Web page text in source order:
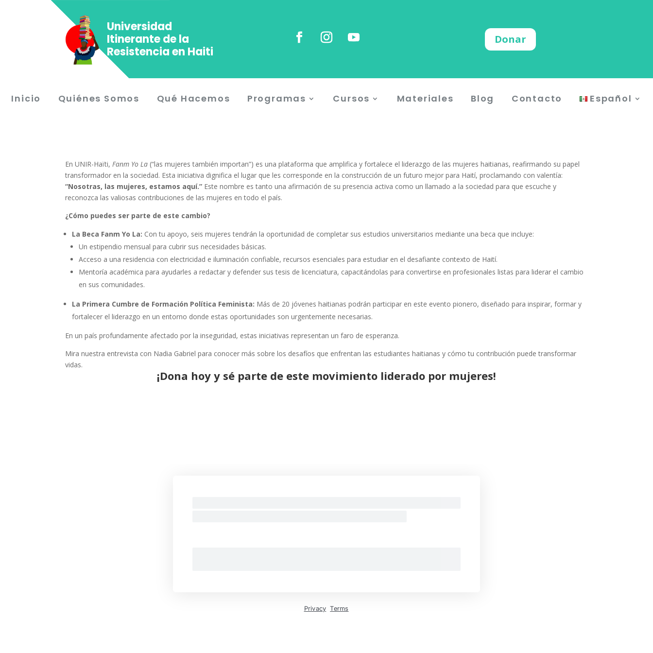
Universidad
Itinerante de la
Resistencia en Haiti
Donar
Inicio Quiénes Somos Qué Hacemos Programas Cursos Materiales Blog Contacto Español
En UNIR-Haïti, Fanm Yo La (“las mujeres también importan”) es una plataforma que amplifica y fortalece el liderazgo de las mujeres haitianas, reafirmando su papel
transformador en la sociedad. Esta iniciativa dignifica el lugar que les corresponde en la construcción de un futuro mejor para Haití, proclamando con valentía:
“Nosotras, las mujeres, estamos aquí.” Este nombre es tanto una afirmación de su presencia activa como un llamado a la sociedad para que escuche y
reconozca las valiosas contribuciones de las mujeres en todo el país.
¿Cómo puedes ser parte de este cambio?
La Beca Fanm Yo La: Con tu apoyo, seis mujeres tendrán la oportunidad de completar sus estudios universitarios mediante una beca que incluye:
Un estipendio mensual para cubrir sus necesidades básicas.
Acceso a una residencia con electricidad e iluminación confiable, recursos esenciales para estudiar en el desafiante contexto de Haití.
Mentoría académica para ayudarles a redactar y defender sus tesis de licenciatura, capacitándolas para convertirse en profesionales listas para liderar el cambio
en sus comunidades.
La Primera Cumbre de Formación Política Feminista: Más de 20 jóvenes haitianas podrán participar en este evento pionero, diseñado para inspirar, formar y
fortalecer el liderazgo en un entorno donde estas oportunidades son urgentemente necesarias.
En un país profundamente afectado por la inseguridad, estas iniciativas representan un faro de esperanza.
Mira nuestra entrevista con Nadia Gabriel para conocer más sobre los desafíos que enfrentan las estudiantes haitianas y cómo tu contribución puede transformar
vidas.
¡Dona hoy y sé parte de este movimiento liderado por mujeres!